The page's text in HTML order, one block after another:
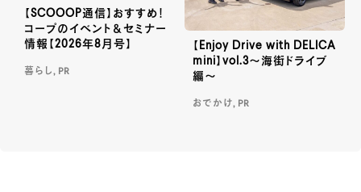
【SCOOOP通信】おすすめ！
コープのイベント＆セミナー
情報【2026年8月号】
暮らし, PR
【Enjoy Drive with DELICA
mini】vol.3～海街ドライブ
編～
おでかけ, PR